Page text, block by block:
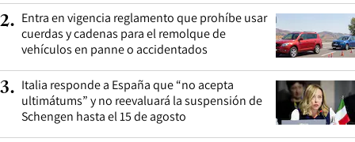
2. Entra en vigencia reglamento que prohíbe usar
cuerdas y cadenas para el remolque de
vehículos en panne o accidentados
3. Italia responde a España que “no acepta
ultimátums” y no reevaluará la suspensión de
Schengen hasta el 15 de agosto